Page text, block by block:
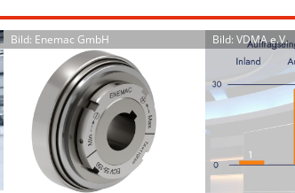
Bild: Enemac GmbH Bild: VDMA e.V.